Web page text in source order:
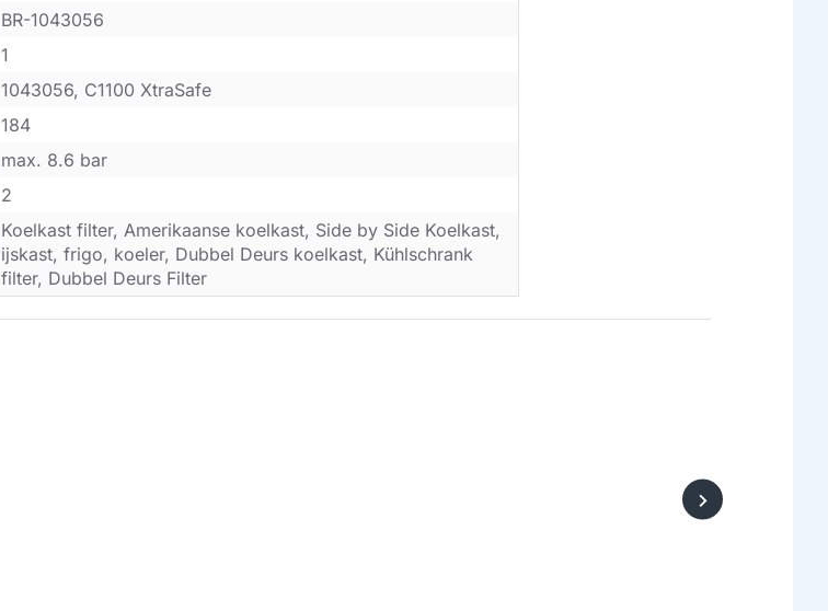
BR-1043056
1
1043056, C1100 XtraSafe
184
max. 8.6 bar
2
Koelkast filter, Amerikaanse koelkast, Side by Side Koelkast,
ijskast, frigo, koeler, Dubbel Deurs koelkast, Kühlschrank
filter, Dubbel Deurs Filter